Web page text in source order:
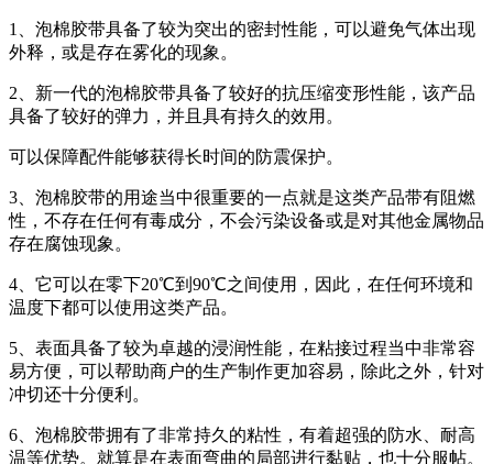
1、泡棉胶带具备了较为突出的密封性能，可以避免气体出现
外释，或是存在雾化的现象。
2、新一代的泡棉胶带具备了较好的抗压缩变形性能，该产品
具备了较好的弹力，并且具有持久的效用。
可以保障配件能够获得长时间的防震保护。
3、泡棉胶带的用途当中很重要的一点就是这类产品带有阻燃
性，不存在任何有毒成分，不会污染设备或是对其他金属物品
存在腐蚀现象。
4、它可以在零下20℃到90℃之间使用，因此，在任何环境和
温度下都可以使用这类产品。
5、表面具备了较为卓越的浸润性能，在粘接过程当中非常容
易方便，可以帮助商户的生产制作更加容易，除此之外，针对
冲切还十分便利。
6、泡棉胶带拥有了非常持久的粘性，有着超强的防水、耐高
温等优势。就算是在表面弯曲的局部进行黏贴，也十分服帖。